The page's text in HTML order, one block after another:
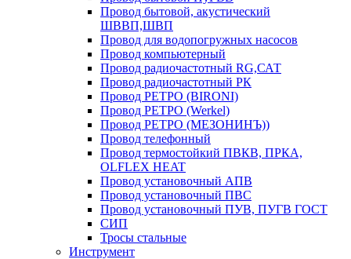
Провод бытовой, акустический
ШВВП,ШВП
Провод для водопогружных насосов
Провод компьютерный
Провод радиочастотный RG,САТ
Провод радиочастотный РК
Провод РЕТРО (BIRONI)
Провод РЕТРО (Werkel)
Провод РЕТРО (МЕЗОНИНЪ))
Провод телефонный
Провод термостойкий ПВКВ, ПРКА,
OLFLEX HEAT
Провод установочный АПВ
Провод установочный ПВС
Провод установочный ПУВ, ПУГВ ГОСТ
СИП
Тросы стальные
Инструмент